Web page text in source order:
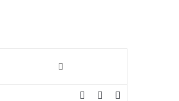
Buscar
Twitter
Facebook